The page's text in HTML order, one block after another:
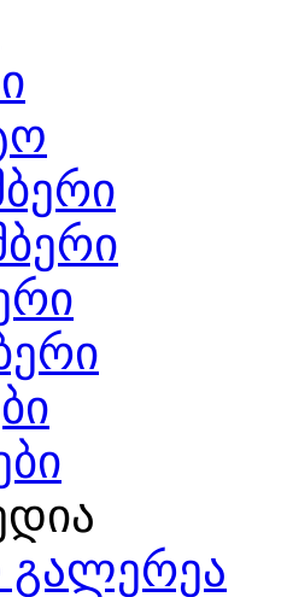
გალერეა